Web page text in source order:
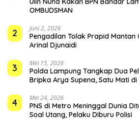
OMBUDSMAN
2 Juni 2, 2026
Pengadilan Tolak Prapid Mantan
Arinal Djunaidi
3 Mei 15, 2026
Polda Lampung Tangkap Dua
Bripka Arya Supena, Satu Mati di
4 Mei 24, 2026
PNS di Metro Meninggal Dunia
Soal Utang, Pelaku Diburu Polisi